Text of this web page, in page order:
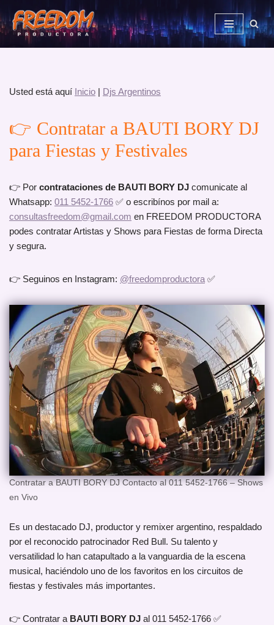
Saltar
al
Usted está aquí Inicio | Djs Argentinos
👉 Contratar a BAUTI BORY DJ
para Fiestas y Festivales
👉 Por contrataciones de BAUTI BORY DJ comunicate al
Whatsapp: 011 5452-1766 ✅ o escribínos por mail a:
consultasfreedom@gmail.com en FREEDOM PRODUCTORA
podes contratar Artistas y Shows para Fiestas de forma Directa
y segura.
👉 Seguinos en Instagram: @freedomproductora ✅
Contratar a BAUTI BORY DJ Contacto al 011 5452-1766 – Shows
en Vivo
Es un destacado DJ, productor y remixer argentino, respaldado
por el reconocido patrocinador Red Bull. Su talento y
versatilidad lo han catapultado a la vanguardia de la escena
musical, haciéndolo uno de los favoritos en los circuitos de
fiestas y festivales más importantes.
👉 Contratar a BAUTI BORY DJ al 011 5452-1766 ✅